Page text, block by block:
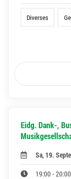
Diverses
Eidg. Dank-,
Sa, 19.
19:00 -